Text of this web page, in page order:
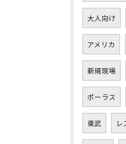
大人向け
アメリカ
新規現場
ポーラス
東武 レ